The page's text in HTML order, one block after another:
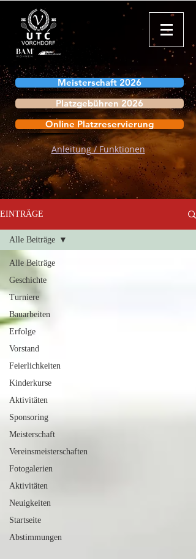
Meisterschaft 2026
Platzgebühren 2026
Online Platzreservierung
Anleitung / Funktionen
EINTRÄGE
Alle Beiträge
Geschichte
Turniere
Bauarbeiten
Erfolge
Vorstand
Feierlichkeiten
Kinderkurse
Aktivitäten
Sponsoring
Meisterschaft
Vereinsmeisterschaften
Fotogalerien
Aktivitäten
Neuigkeiten
Startseite
Abstimmungen
Alle Beiträge